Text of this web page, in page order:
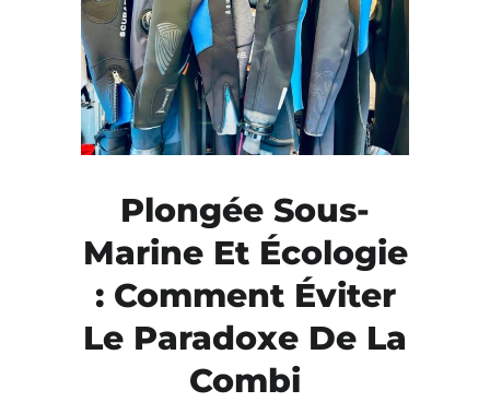
Plongée Sous-
Marine Et Écologie
: Comment Éviter
Le Paradoxe De La
Combi